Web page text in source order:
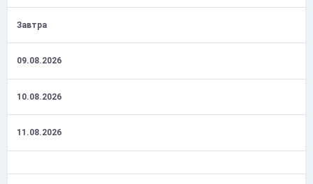
Завтра
09.08.2026
10.08.2026
11.08.2026